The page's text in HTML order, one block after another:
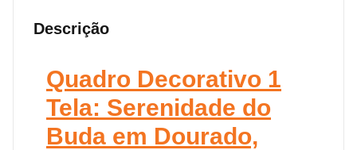
Descrição
Quadro Decorativo 1
Tela: Serenidade do
Buda em Dourado,